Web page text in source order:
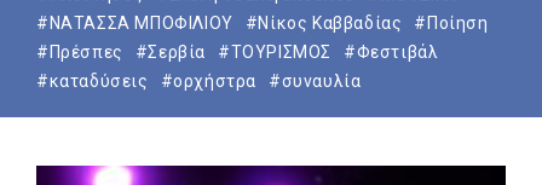
#ΝΑΤΑΣΣΑ ΜΠΟΦΙΛΙΟΥ
#Νίκος Καββαδίας
#Ποίηση
#Πρέσπες
#Σερβία #ΤΟΥΡΙΣΜΟΣ
#Φεστιβάλ
#καταδύσεις
#ορχήστρα #συναυλία